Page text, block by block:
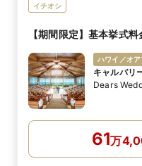
イチオシ
【期間限定】基本挙式
ハワイ／オア
キャルバリ
Dears
61万